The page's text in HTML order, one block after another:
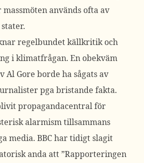
används ofta av
regelbundet källkritik och
i klimatfrågan. En obekväm
Al Gore borde ha sågats av
pga bristande fakta.
propagandacentral för
alarmism tillsammans
media. BBC har tidigt slagit
anda att ”Rapporteringen